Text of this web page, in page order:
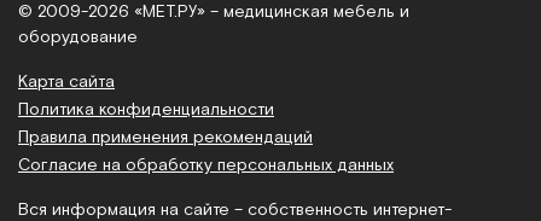
© 2009-2026 «МЕТ.РУ» – медицинская мебель и
оборудование
Карта сайта
Политика конфиденциальности
Правила применения рекомендаций
Согласие на обработку персональных данных
Вся информация на сайте – собственность интернет-